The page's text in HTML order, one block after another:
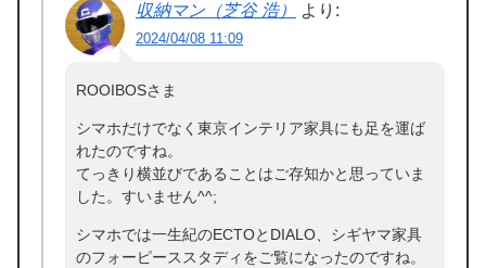
収納マン（芝谷 浩） より:
2024/04/08 11:09
ROOIBOSさま
シマホだけでなく東京インテリア家具にも足を運ば
れたのですね。
てっきり横並びであることはご存知かと思っていま
した。すいません^^;
シマホでは一生紀のECTOとDIALO、シギヤマ家具
のフォーピーススタディをご覧になったのですね。